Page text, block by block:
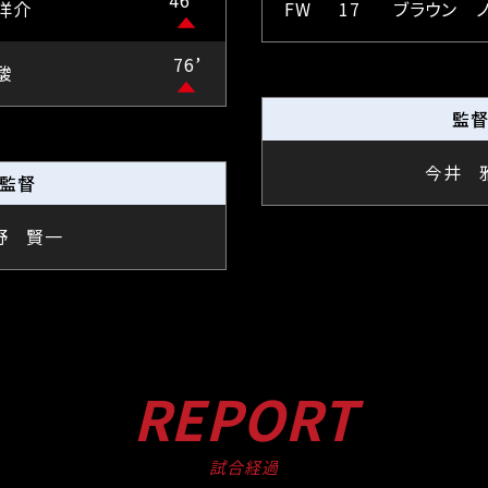
介
76’
監督
賢一
FW 17 ブラウン
監督
今井
REPORT
試合経過